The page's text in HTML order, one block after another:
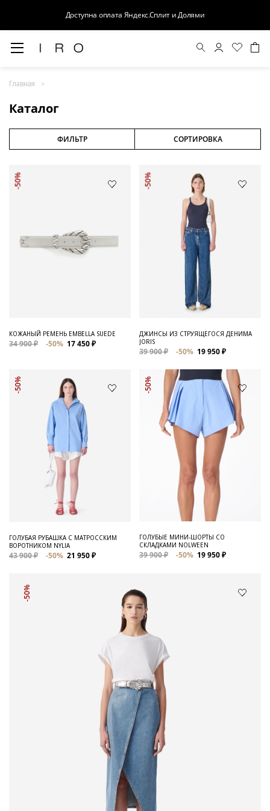
Доступна оплата Яндекс.Сплит и Долями
Главная
Каталог
Церемония
Распродажа
Для нее
Сумки и аксессуары
ФИЛЬТР СОРТИРОВКА
-50%
КОЖАНЫЙ РЕМЕНЬ EMBELLA SUEDE
34 900 ₽ -50% 17 450 ₽
-50%
ДЖИНСЫ ИЗ СТРУЯЩЕГОСЯ ДЕНИМА
JORIS
39 900 ₽ -50% 19 950 ₽
-50%
ГОЛУБАЯ РУБАШКА С МАТРОССКИМ
ВОРОТНИКОМ NYLIA
43 900 ₽ -50% 21 950 ₽
-50%
ГОЛУБЫЕ МИНИ-ШОРТЫ СО
СКЛАДКАМИ NOLWEEN
39 900 ₽ -50% 19 950 ₽
-50%